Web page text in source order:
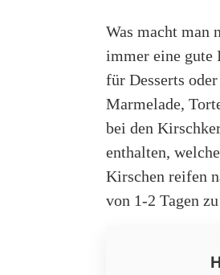
Was macht man
immer eine gute
für Desserts
Marmelade,
bei den
enthalten,
Kirschen reifen
von 1-2 Tagen